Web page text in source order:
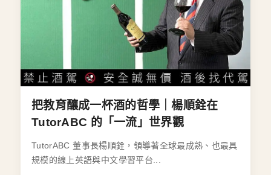
把教育釀成一杯酒的哲學｜楊順銓在
TutorABC 的「一流」世界觀
TutorABC 董事長楊順銓，領導著全球最成熟、也最具
規模的線上英語與中文學習平台...